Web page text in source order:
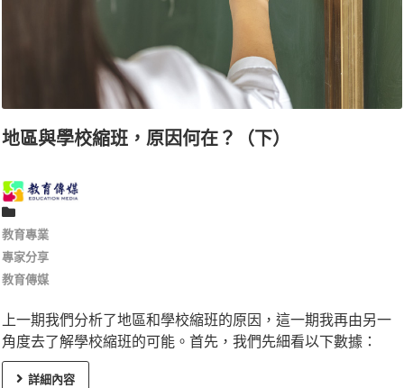
地區與學校縮班，原因何在？（下）
教育專業
專家分享
教育傳媒
上一期我們分析了地區和學校縮班的原因，這一期我再由另一
角度去了解學校縮班的可能。首先，我們先細看以下數據：
詳細內容